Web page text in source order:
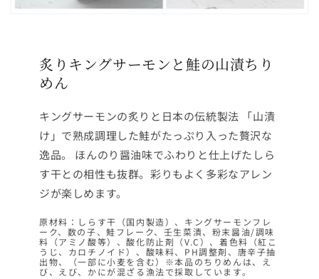
炙りキングサーモンと鮭の山漬ちり
めん
キングサーモンの炙りと日本の伝統製法 「山漬
け」で熟成調理した鮭がたっぷり入った贅沢な
逸品。 ほんのり醤油味でふわりと仕上げたしら
す干との相性も抜群。彩りもよく多彩なアレン
ジが楽しめます。
原材料：しらす干（国内製造）、キングサーモンフレ
ーク、数の子、鮭フレーク、壬生菜漬、粉末醤油/調味
料（アミノ酸等）、酸化防止剤（V.C）、着色料（紅こ
うじ、カロチノイド）、酸味料、PH調整剤、唐辛子抽
出物、（一部に小麦を含む）※本品のちりめんは、え
び、えび、かにが混ざる漁法で採取しています。